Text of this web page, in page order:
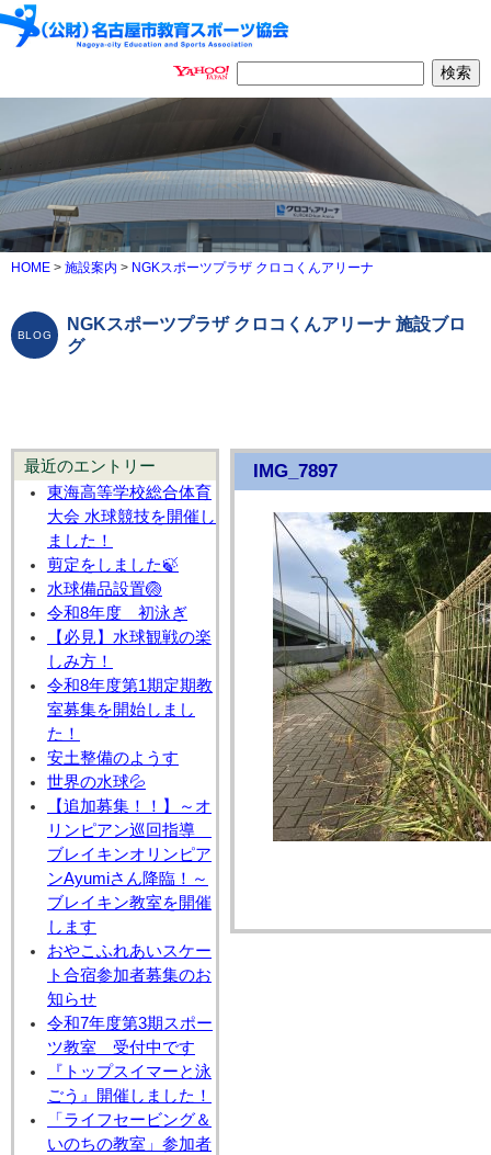
HOME > 施設案内 > NGKスポーツプラザ クロコくんアリーナ
NGKスポーツプラザ クロコくんアリーナ 施設ブロ
グ
最近のエントリー
東海高等学校総合体育
大会 水球競技を開催し
ました！
剪定をしました🍃
水球備品設置🏐
令和8年度 初泳ぎ
【必見】水球観戦の楽
しみ方！
令和8年度第1期定期教
室募集を開始しまし
た！
安土整備のようす
世界の水球💦
【追加募集！！】～オ
リンピアン巡回指導
ブレイキンオリンピア
ンAyumiさん降臨！～
ブレイキン教室を開催
します
おやこふれあいスケー
ト合宿参加者募集のお
知らせ
令和7年度第3期スポー
ツ教室 受付中です
『トップスイマーと泳
ごう』開催しました！
「ライフセービング＆
いのちの教室」参加者
IMG_7897